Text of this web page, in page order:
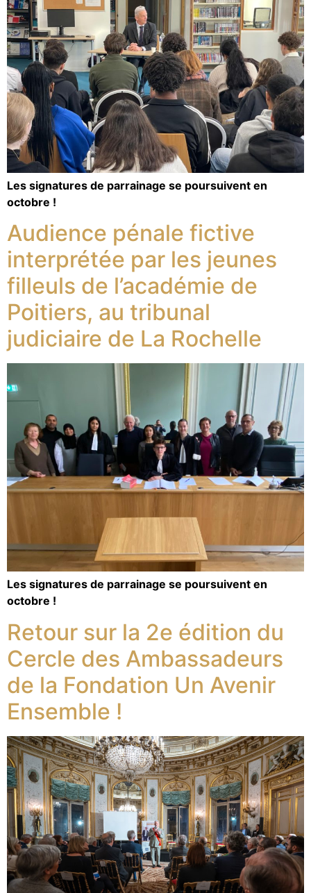
Les signatures de parrainage se poursuivent en
octobre !
Audience pénale fictive
interprétée par les jeunes
filleuls de l’académie de
Poitiers, au tribunal
judiciaire de La Rochelle
Les signatures de parrainage se poursuivent en
octobre !
Retour sur la 2e édition du
Cercle des Ambassadeurs
de la Fondation Un Avenir
Ensemble !